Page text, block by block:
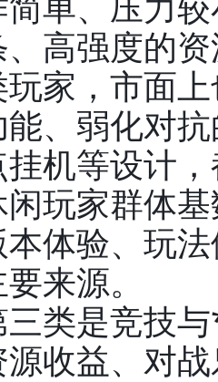
高强度的
家，市面
、弱化对
机等设计
玩家群体
体验、玩
来源。
是竞技
收益、对